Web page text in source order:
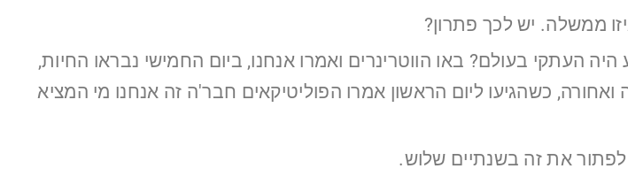
ממשלה. יש לכך פתרון?
העתקי בעולם? באו הווטרינרים ואמרו אנחנו, ביום החמישי נבראו החיות,
כשהגיעו ליום הראשון אמרו הפוליטיקאים חבר'ה זה אנחנו מי המציא
את זה בשנתיים שלוש.